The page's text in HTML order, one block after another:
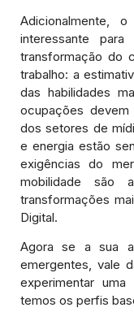
Adicionalmente,
interessante
transformação do
trabalho: a
das habilidades
ocupações devem
dos setores de
e energia estão
exigências do
mobilidade são
transformações
Digital.
Agora se a sua
emergentes, vale
experimentar
temos os perfis